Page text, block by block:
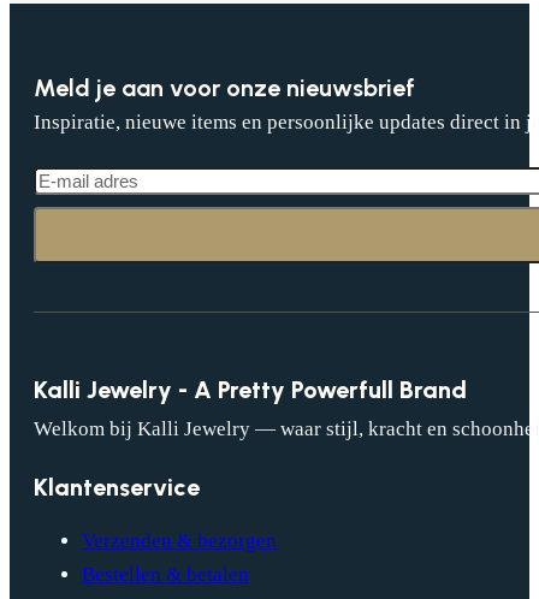
Meld je aan voor onze nieuwsbrief
Inspiratie, nieuwe items en persoonlijke updates direct in
Kalli Jewelry - A Pretty Powerfull Brand
Welkom bij Kalli Jewelry — waar stijl, kracht en
Klantenservice
Verzenden & bezorgen
Bestellen & betalen